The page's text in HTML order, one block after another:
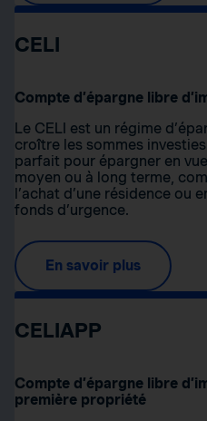
CELI
Compte d’épargne libre
Le CELI est un régime
croître les sommes
parfait pour épargner en
moyen ou à long terme,
l’achat d’une résidence ou
fonds d’urgence.
En savoir plus
CELIAPP
Compte d’épargne libre
première propriété